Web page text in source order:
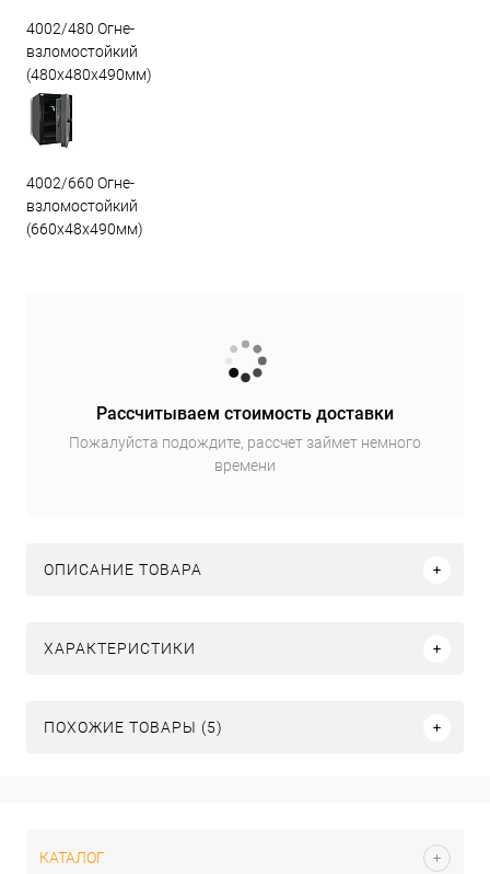
4002/480 Огне-
взломостойкий
(480х480х490мм)
4002/660 Огне-
взломостойкий
(660х48х490мм)
Рассчитываем стоимость доставки
Пожалуйста подождите, рассчет займет немного
времени
ОПИСАНИЕ ТОВАРА
ХАРАКТЕРИСТИКИ
ПОХОЖИЕ ТОВАРЫ (5)
КАТАЛОГ